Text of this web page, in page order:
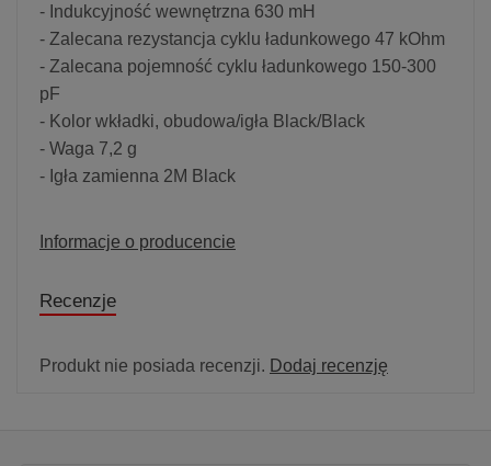
- Indukcyjność wewnętrzna 630 mH
- Zalecana rezystancja cyklu ładunkowego 47 kOhm
- Zalecana pojemność cyklu ładunkowego 150-300
pF
- Kolor wkładki, obudowa/igła Black/Black
- Waga 7,2 g
- Igła zamienna 2M Black
Informacje o producencie
Recenzje
Produkt nie posiada recenzji. Dodaj recenzję